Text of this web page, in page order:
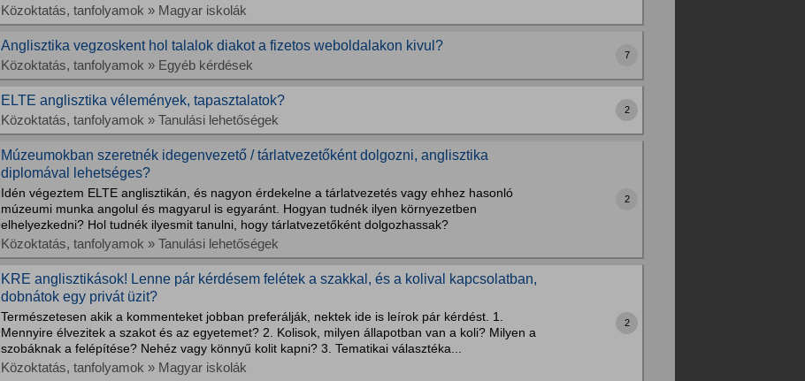
Közoktatás, tanfolyamok » Magyar iskolák
Anglisztika vegzoskent hol talalok diakot a fizetos weboldalakon kivul?
Közoktatás, tanfolyamok » Egyéb kérdések
7
ELTE anglisztika vélemények, tapasztalatok?
Közoktatás, tanfolyamok » Tanulási lehetőségek
2
Múzeumokban szeretnék idegenvezető / tárlatvezetőként dolgozni, anglisztika
diplomával lehetséges?
Idén végeztem ELTE anglisztikán, és nagyon érdekelne a tárlatvezetés vagy ehhez hasonló
múzeumi munka angolul és magyarul is egyaránt. Hogyan tudnék ilyen környezetben
elhelyezkedni? Hol tudnék ilyesmit tanulni, hogy tárlatvezetőként dolgozhassak?
Közoktatás, tanfolyamok » Tanulási lehetőségek
2
KRE anglisztikások! Lenne pár kérdésem felétek a szakkal, és a kolival kapcsolatban,
dobnátok egy privát üzit?
Természetesen akik a kommenteket jobban preferálják, nektek ide is leírok pár kérdést. 1.
Mennyire élvezitek a szakot és az egyetemet? 2. Kolisok, milyen állapotban van a koli? Milyen a
szobáknak a felépítése? Nehéz vagy könnyű kolit kapni? 3. Tematikai választéka...
Közoktatás, tanfolyamok » Magyar iskolák
2